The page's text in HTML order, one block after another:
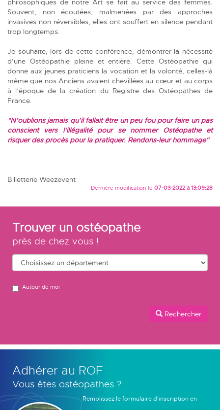
philosophiques de notre Art se fait au service des femmes.
Souvent, non écoutées, malmenées par des approches
invasives non réversibles, elles ont souffert en silence pendant
trop longtemps.
Je souhaite, lors de cette conférence, démontrer la nécessité
d’une Ostéopathie pleine et entière. Cette Ostéopathie qui
donne aux jeunes praticiens la vocation et la volonté, celles-là
même que nos Anciens avaient chevillées au cœur et au corps
à l’époque de la création du Registre des Ostéopathes de
France.
“N’oublions jamais qu’il fallait être un peu fou pour faire un pas
conscient vers l‘illégalité pour se nommer Ostéopathe et
risquer des procès pour la pratiquer. Rendons-leur hommage”
Billetterie Weezevent
Dernière modification le 07-03-2022 à 13:09:28
Trouver un ostéopathe
près de chez vous !
Autour de moi
Rechercher
Adhérer au ROF
Vous êtes ostéopathes ?
Remplissez le formulaire d'inscription en